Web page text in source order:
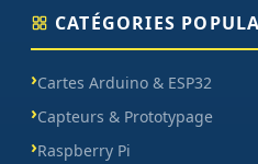
CATÉGORIES
Cartes Arduino & ESP32
Capteurs & Prototypage
Raspberry Pi